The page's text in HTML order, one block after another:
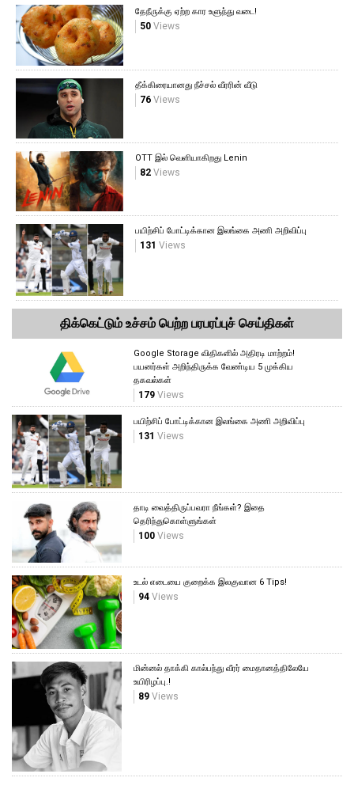
தேநீருக்கு ஏற்ற கார உளுந்து வடை!
50Views
தீக்கிரையானது நீச்சல் வீரரின் வீடு
76Views
OTT இல் வெளியாகிறது Lenin
82Views
பயிற்சிப் போட்டிக்கான இலங்கை அணி அறிவிப்பு
131 Views
திக்கெட்டும் உச்சம் பெற்ற பரபரப்புச் செய்திகள்
Google Storage விதிகளில் அதிரடி மாற்றம்!
பயனர்கள் அறிந்திருக்க வேண்டிய 5 முக்கிய
தகவல்கள்
179 Views
பயிற்சிப் போட்டிக்கான இலங்கை அணி அறிவிப்பு
131 Views
தாடி வைத்திருப்பவரா நீங்கள்? இதை
தெரிந்துகொள்ளுங்கள்
100 Views
உடல் எடையை குறைக்க இலகுவான 6 Tips!
94 Views
மின்னல் தாக்கி கால்பந்து வீரர் மைதானத்திலேயே
உயிரிழப்பு.!
89 Views